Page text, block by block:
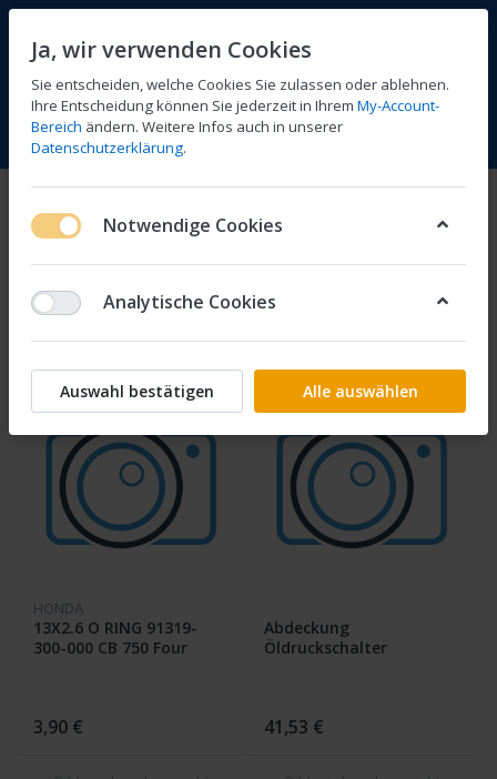
Menü Anmelden Vergleichen Wunschliste
Motorblock, Getriebe
Filtern Sortieren
HONDA
13X2.6 O RING 91319-
300-000 CB 750 Four
3,90 €
Abdeckung
Öldruckschalter
41,53 €
Ja, wir verwenden Cookies
Sie entscheiden, welche Cookies Sie zulassen oder ablehnen.
Ihre Entscheidung können Sie jederzeit in Ihrem My-Account-
Bereich ändern. Weitere Infos auch in unserer
Datenschutzerklärung.
Notwendige Cookies
Analytische Cookies
Auswahl bestätigen Alle auswählen